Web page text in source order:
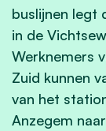
buslijnen legt
in de
Werknemers
Zuid kunnen
van het
Anzegem